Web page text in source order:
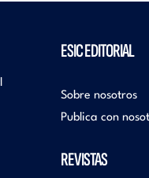
ESIC EDITORIAL
Sobre nosotros
Publica con
REVISTAS